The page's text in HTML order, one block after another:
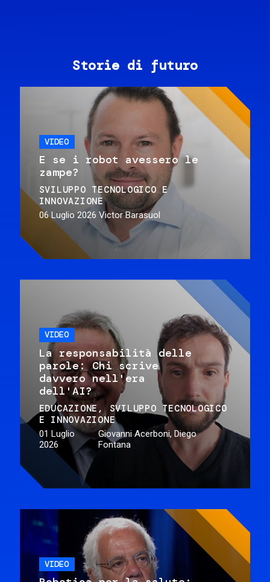
Storie di futuro
VIDEO
E se i robot avessero le
zampe?
SVILUPPO TECNOLOGICO E
INNOVAZIONE
06 Luglio 2026 Victor Barasuol
VIDEO
La responsabilità delle
parole: Chi scrive
davvero nell'era
dell'AI?
EDUCAZIONE
SVILUPPO TECNOLOGICO
E INNOVAZIONE
01 Luglio
2026
Giovanni Acerboni, Diego
Fontana
VIDEO